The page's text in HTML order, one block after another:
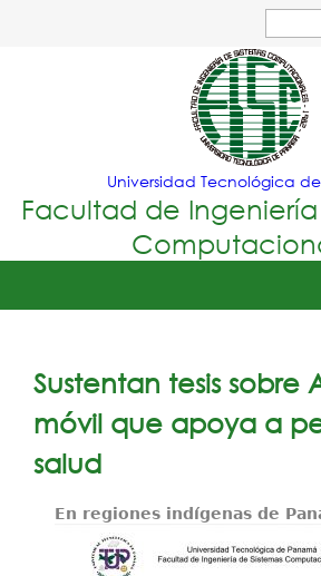
Jump to
de
Universidad Tecnológica
Facultad de Ingeniería
Menu
Principal
Nuestra Facultad
Sustentan tesis sobre
móvil que apoya a
salud
En regiones indígenas de